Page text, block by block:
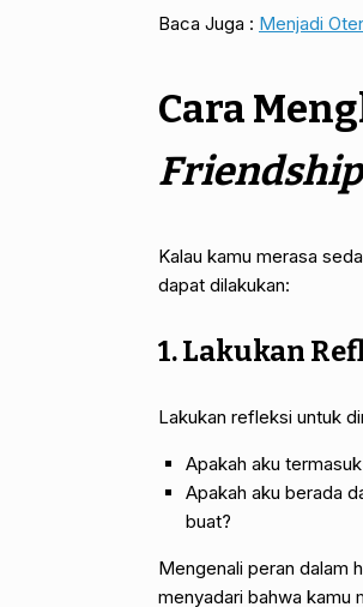
Baca Juga : Menjadi
Cara
Friendship
Kalau kamu merasa
dapat dilakukan:
1. Lakukan
Lakukan refleksi untuk
Apakah aku
Apakah aku berada
buat?
Mengenali peran dalam
menyadari bahwa kamu